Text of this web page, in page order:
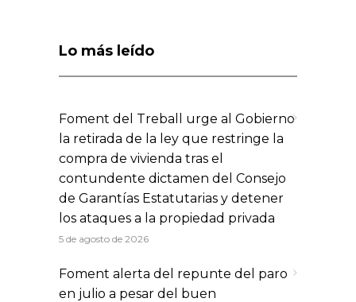
Lo más leído
Foment del Treball urge al Gobierno
la retirada de la ley que restringe la
compra de vivienda tras el
contundente dictamen del Consejo
de Garantías Estatutarias y detener
los ataques a la propiedad privada
5 de agosto de 2026
Foment alerta del repunte del paro
en julio a pesar del buen